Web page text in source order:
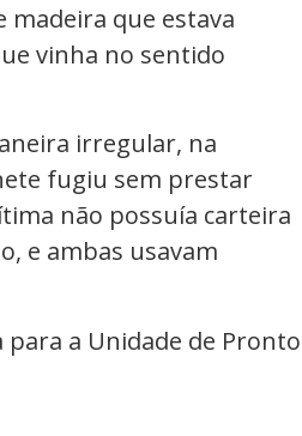
madeira que estava
vinha no sentido
irregular, na
fugiu sem prestar
não possuía carteira
e ambas usavam
a Unidade de Pronto